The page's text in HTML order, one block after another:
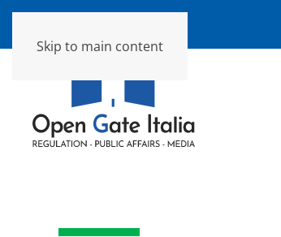
Skip to main content